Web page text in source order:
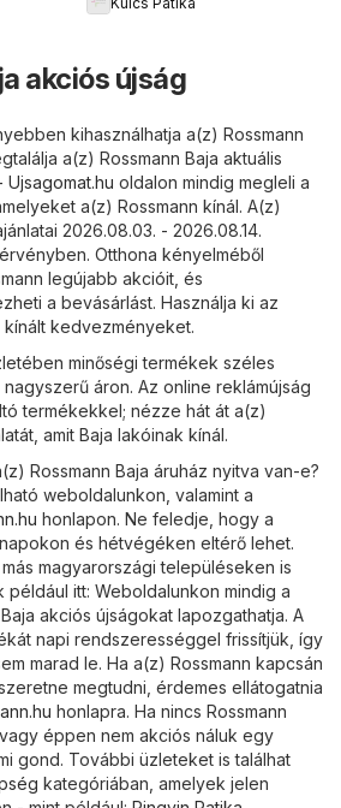
akciós újság
kihasználhatja a(z) Rossmann
a(z) Rossmann Baja aktuális
Ujsagomat.hu oldalon mindig megleli a
a(z) Rossmann kínál. A(z)
2026.08.03. - 2026.08.14.
Otthona kényelméből
legújabb akcióit, és
a bevásárlást. Használja ki az
kedvezményeket.
minőségi termékek széles
áron. Az online reklámújság
termékekkel; nézze hát át a(z)
amit Baja lakóinak kínál.
Rossmann Baja áruház nyitva van-e?
weboldalunkon, valamint a
honlapon. Ne feledje, hogy a
és hétvégéken eltérő lehet.
magyarországi településeken is
például itt: Weboldalunkon mindig a
akciós újságokat lapozgathatja. A
napi rendszerességgel frissítjük, így
marad le. Ha a(z) Rossmann kapcsán
megtudni, érdemes ellátogatnia
honlapra. Ha nincs Rossmann
éppen nem akciós náluk egy
gond. További üzleteket is találhat
kategóriában, amelyek jelen